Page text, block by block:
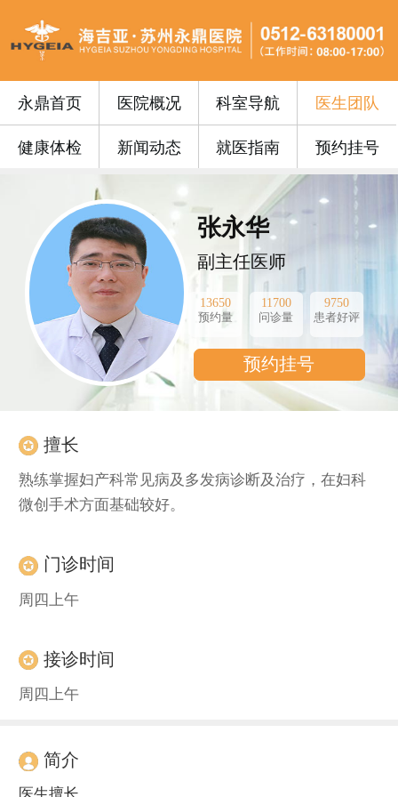
永鼎首页 医院概况 科室导航 医生团队
健康体检 新闻动态 就医指南 预约挂号
张永华
副主任医师
13650
预约量
11700
问诊量
9750
患者好评
预约挂号
擅长
熟练掌握妇产科常见病及多发病诊断及治疗，在妇科
微创手术方面基础较好。
门诊时间
周四上午
接诊时间
周四上午
简介
医生擅长